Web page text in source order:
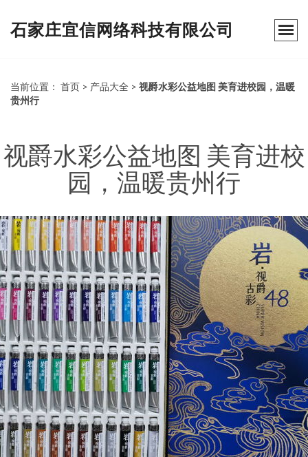
石家庄宜信网络科技有限公司
当前位置： 首页 > 产品大全 > 视爵水彩公益地图 美育进校园，温暖
贵州行
视爵水彩公益地图 美育进校
园，温暖贵州行